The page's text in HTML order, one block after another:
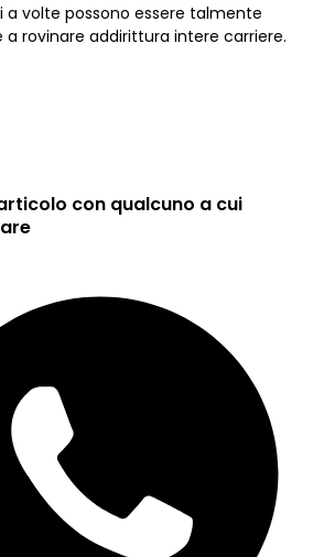
volte possono essere talmente
rovinare addirittura intere carriere.
con qualcuno a cui